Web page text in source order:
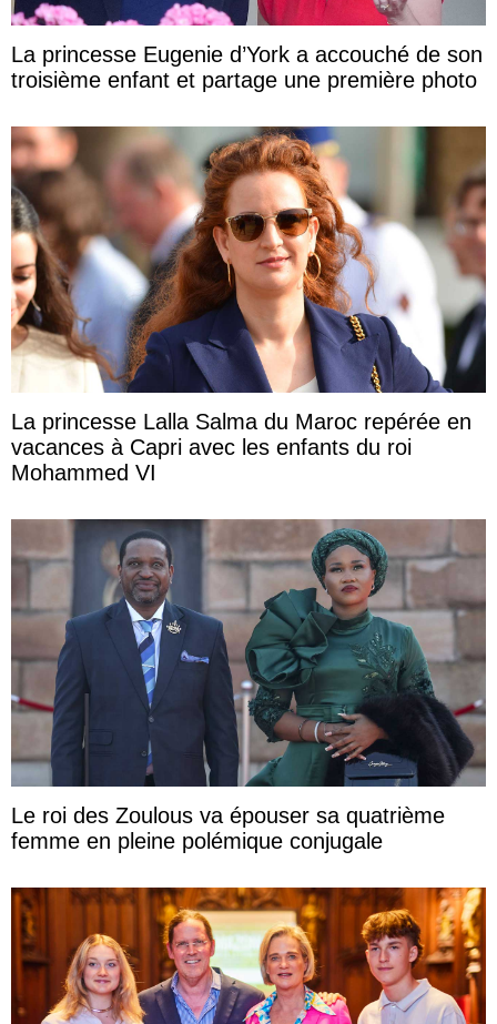
La princesse Eugenie d’York a accouché de son
troisième enfant et partage une première photo
La princesse Lalla Salma du Maroc repérée en
vacances à Capri avec les enfants du roi
Mohammed VI
Le roi des Zoulous va épouser sa quatrième
femme en pleine polémique conjugale